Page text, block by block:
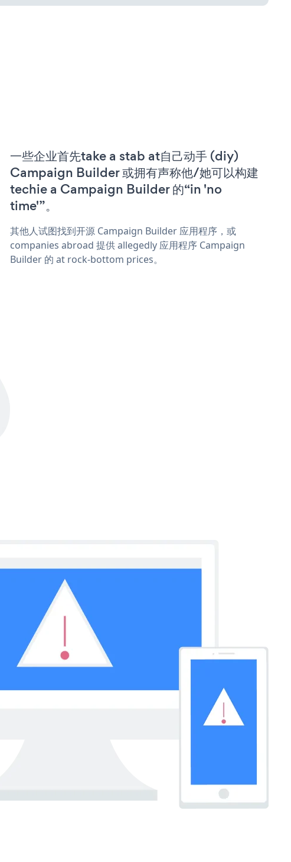
一些企业首先take a stab at自己动手 (diy)
Campaign Builder 或拥有声称他/她可以构建
techie a Campaign Builder 的“in 'no
time'”。
其他人试图找到开源 Campaign Builder 应用程序，或
companies abroad 提供 allegedly 应用程序 Campaign
Builder 的 at rock-bottom prices。